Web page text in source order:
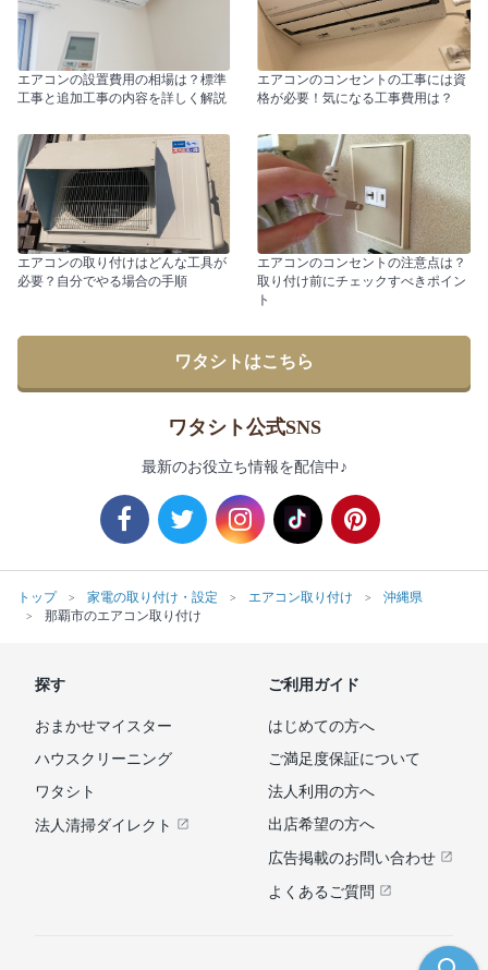
エアコンの設置費用の相場は？標準
工事と追加工事の内容を詳しく解説
エアコンのコンセントの工事には資
格が必要！気になる工事費用は？
エアコンの取り付けはどんな工具が
必要？自分でやる場合の手順
エアコンのコンセントの注意点は？
取り付け前にチェックすべきポイン
ト
ワタシトはこちら
ワタシト公式SNS
最新のお役立ち情報を配信中♪
トップ 家電の取り付け・設定 エアコン取り付け
沖縄県
那覇市のエアコン取り付け
探す
おまかせマイスター
ハウスクリーニング
ワタシト
法人清掃ダイレクト
ご利用ガイド
はじめての方へ
ご満足度保証について
法人利用の方へ
出店希望の方へ
広告掲載のお問い合わせ
よくあるご質問